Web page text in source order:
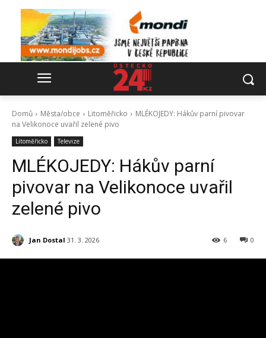
Domů Města/obce Litoměřicko
MLÉKOJEDY: Hákův parní pivovar
na Velikonoce uvařil zelené pivo
Litoměřicko Televize
MLÉKOJEDY: Hákův parní
pivovar na Velikonoce uvařil
zelené pivo
Jan Dostal 31. 3. 2026 0
6